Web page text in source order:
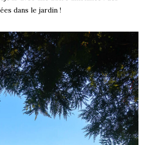
dans le jardin !